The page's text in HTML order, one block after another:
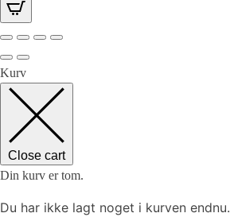
Kurv
Close cart
Din kurv er tom.
Du har ikke lagt noget i kurven endnu.